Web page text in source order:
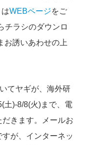
WEBページをご
チラシのダウンロ
お誘いあわせの上
てヤギが、海外研
土)-8/8(火)まで、電
きます。メールお
が、インターネッ